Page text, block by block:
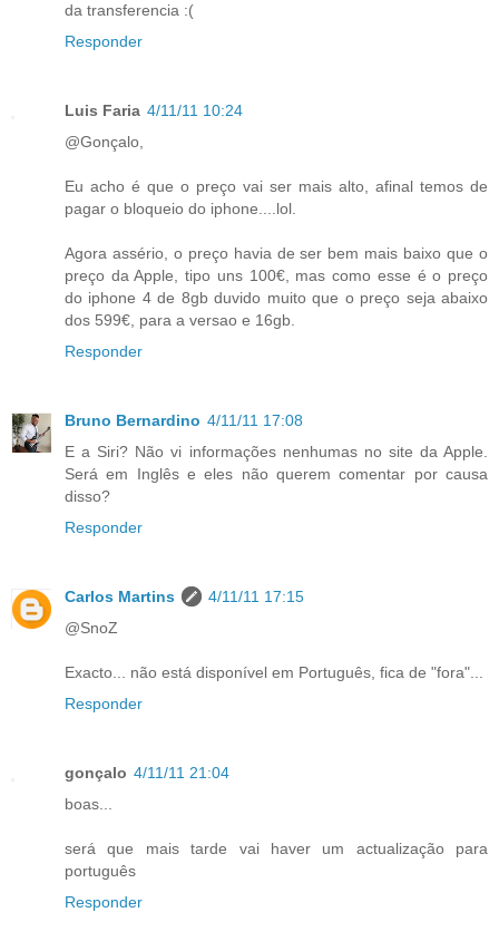
da transferencia :(
Responder
Luis Faria 4/11/11 10:24
@Gonçalo,
Eu acho é que o preço vai ser mais alto, afinal temos de
pagar o bloqueio do iphone....lol.
Agora assério, o preço havia de ser bem mais baixo que o
preço da Apple, tipo uns 100€, mas como esse é o preço
do iphone 4 de 8gb duvido muito que o preço seja abaixo
dos 599€, para a versao e 16gb.
Responder
Bruno Bernardino 4/11/11 17:08
E a Siri? Não vi informações nenhumas no site da Apple.
Será em Inglês e eles não querem comentar por causa
disso?
Responder
Carlos Martins
4/11/11 17:15
@SnoZ
Exacto... não está disponível em Português, fica de "fora"...
Responder
gonçalo 4/11/11 21:04
boas...
será que mais tarde vai haver um actualização para
português
Responder